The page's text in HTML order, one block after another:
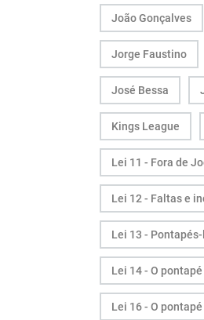
João Gonçalves
Jorge Faustino
José Bessa
Kings League
Lei 11 - Fora de
Lei 12 - Faltas e
Lei 13 -
Lei 14 - O
Lei 16 - O